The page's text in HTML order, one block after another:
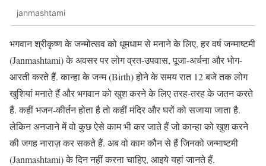
janmashtami
भगवान श्रीकृष्ण के जन्मोत्सव को धूमधाम से मनाने के लिए, हर वर्ष जन्माष्टमी
(Janmashtami) के अवसर पर लोग व्रत-उपवास, पूजा-अर्चना और भोग-
आरती करते हैं. कान्हा के जन्म (Birth) होने के समय रात 12 बजे तक लोग
खुशियां मनाते हैं और भगवान को खुश करने के लिए तरह-तरह के जतन करते
हैं. कहीं भजन-कीर्तन होता है तो कहीं मंदिर और घरों को सजाया जाता है.
लेकिन अनजाने में वो कुछ ऐसे काम भी कर जाते हैं जो कान्हा को खुश करने
की जगह नाराज़ कर सकते हैं. अब वो काम कौन से हैं जिनको जन्माष्टमी
(Janmashtami) के दिन नहीं करना चाहिए, आइये यहां जानते हैं.